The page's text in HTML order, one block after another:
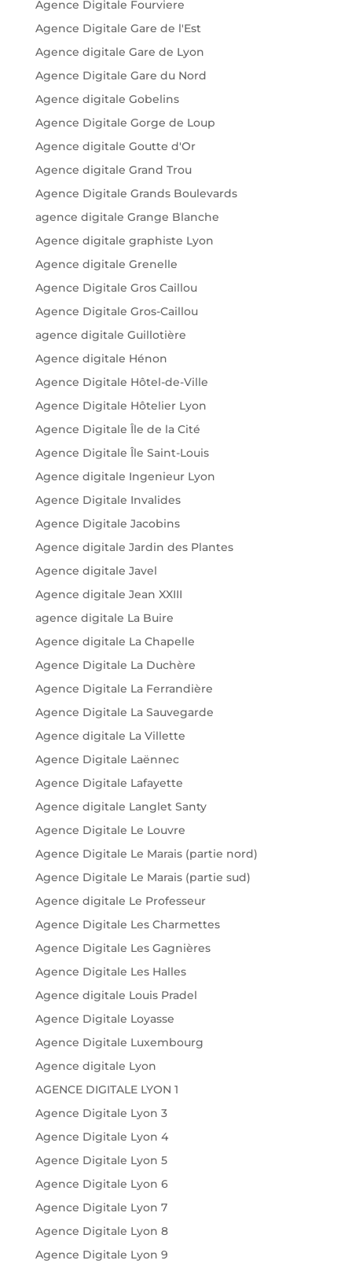
Agence Digitale Fourviere
Agence Digitale Gare de l'Est
Agence digitale Gare de Lyon
Agence Digitale Gare du Nord
Agence digitale Gobelins
Agence Digitale Gorge de Loup
Agence digitale Goutte d'Or
Agence digitale Grand Trou
Agence Digitale Grands Boulevards
agence digitale Grange Blanche
Agence digitale graphiste Lyon
Agence digitale Grenelle
Agence Digitale Gros Caillou
Agence Digitale Gros-Caillou
agence digitale Guillotière
Agence digitale Hénon
Agence Digitale Hôtel-de-Ville
Agence Digitale Hôtelier Lyon
Agence Digitale Île de la Cité
Agence Digitale Île Saint-Louis
Agence digitale Ingenieur Lyon
Agence Digitale Invalides
Agence Digitale Jacobins
Agence digitale Jardin des Plantes
Agence digitale Javel
Agence digitale Jean XXIII
agence digitale La Buire
Agence digitale La Chapelle
Agence Digitale La Duchère
Agence Digitale La Ferrandière
Agence Digitale La Sauvegarde
Agence digitale La Villette
Agence Digitale Laënnec
Agence Digitale Lafayette
Agence digitale Langlet Santy
Agence Digitale Le Louvre
Agence Digitale Le Marais (partie nord)
Agence Digitale Le Marais (partie sud)
Agence digitale Le Professeur
Agence Digitale Les Charmettes
Agence Digitale Les Gagnières
Agence Digitale Les Halles
Agence digitale Louis Pradel
Agence Digitale Loyasse
Agence Digitale Luxembourg
Agence digitale Lyon
AGENCE DIGITALE LYON 1
Agence Digitale Lyon 3
Agence Digitale Lyon 4
Agence Digitale Lyon 5
Agence Digitale Lyon 6
Agence Digitale Lyon 7
Agence Digitale Lyon 8
Agence Digitale Lyon 9